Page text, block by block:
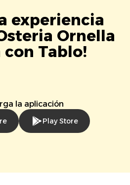
experiencia
Ornella
con Tablo!
la aplicación
Play Store